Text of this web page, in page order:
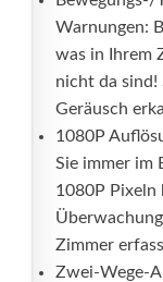
Warnungen:
was in Ihrem
nicht da sind!
Geräusch
1080P
Sie immer im
1080P Pixeln
Zimmer
Zwei-Wege-